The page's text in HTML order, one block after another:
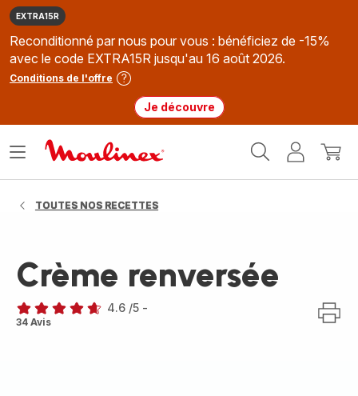
EXTRA15R
Reconditionné par nous pour vous : bénéficiez de -15%
avec le code EXTRA15R jusqu'au 16 août 2026.
Conditions de l'offre
Je découvre
MonMon
Ouvrir
TOUTES NOS RECETTES
Crème renversée
ratings.4.6
4.6 /5 -
34 Avis